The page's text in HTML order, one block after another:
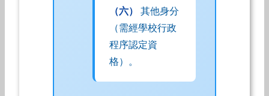
（六）
其他身分
（需經學校行政
程序認定資
格）。